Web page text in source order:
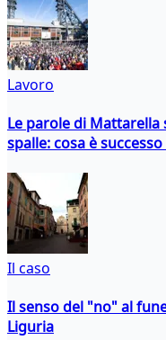
Lavoro
Le parole di
spalle: cosa è
Il caso
Il senso del "no" al
Liguria